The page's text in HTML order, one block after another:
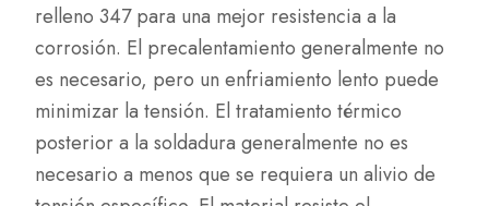
relleno 347 para una mejor resistencia a la
corrosión. El precalentamiento generalmente no
es necesario, pero un enfriamiento lento puede
minimizar la tensión. El tratamiento térmico
posterior a la soldadura generalmente no es
necesario a menos que se requiera un alivio de